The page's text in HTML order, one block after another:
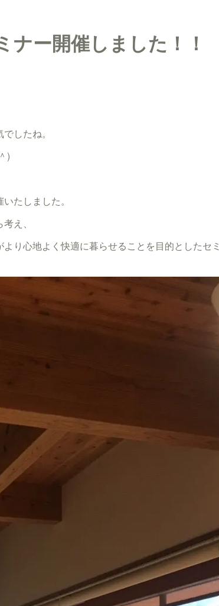
ナー開催しました！！
したね。
)
たしました。
え、
り心地よく快適に暮らせることを目的としたセミ